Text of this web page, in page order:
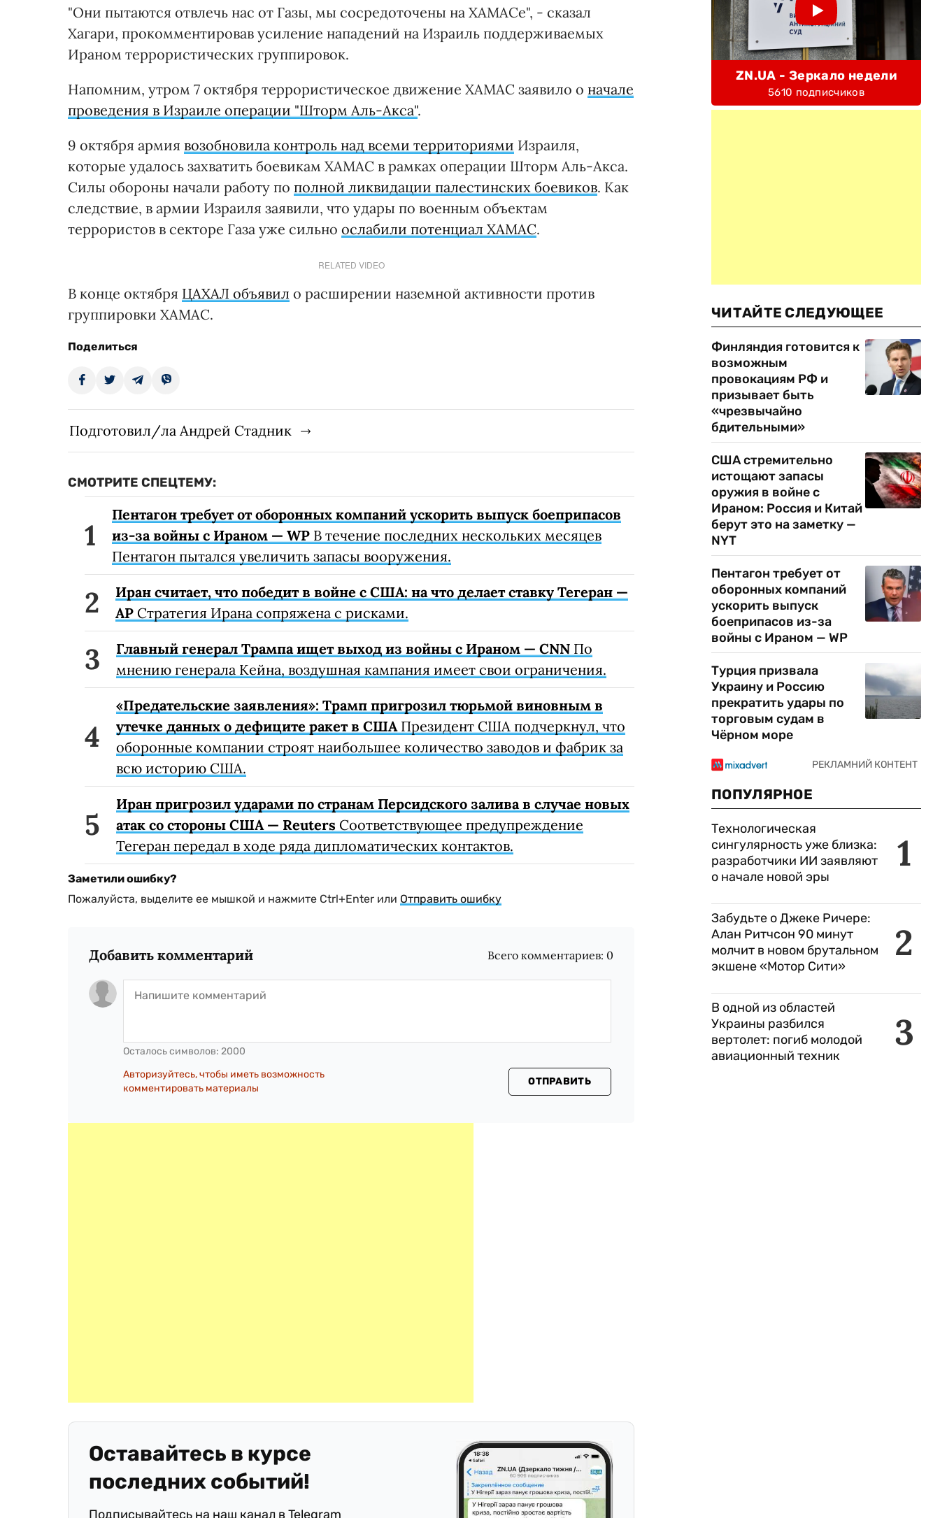
"Они пытаются отвлечь нас от Газы, мы сосредоточены на ХАМАСе", - сказал
Хагари, прокомментировав усиление нападений на Израиль поддерживаемых
Ираном террористических группировок.
Напомним, утром 7 октября террористическое движение ХАМАС заявило о начале
проведения в Израиле операции "Шторм Аль-Акса".
9 октября армия возобновила контроль над всеми территориями Израиля,
которые удалось захватить боевикам ХАМАС в рамках операции Шторм Аль-Акса.
Силы обороны начали работу по полной ликвидации палестинских боевиков. Как
следствие, в армии Израиля заявили, что удары по военным объектам
террористов в секторе Газа уже сильно ослабили потенциал ХАМАС.
RELATED VIDEO
В конце октября ЦАХАЛ объявил о расширении наземной активности против
группировки ХАМАС.
Поделиться
Подготовил/ла Андрей Стадник
СМОТРИТЕ СПЕЦТЕМУ:
Пентагон требует от оборонных компаний ускорить выпуск боеприпасов
из-за войны с Ираном — WP В течение последних нескольких месяцев
Пентагон пытался увеличить запасы вооружения.
Иран считает, что победит в войне с США: на что делает ставку Тегеран —
AP Стратегия Ирана сопряжена с рисками.
Главный генерал Трампа ищет выход из войны с Ираном — CNN По
мнению генерала Кейна, воздушная кампания имеет свои ограничения.
«Предательские заявления»: Трамп пригрозил тюрьмой виновным в
утечке данных о дефиците ракет в СШАПрезидент США подчеркнул, что
оборонные компании строят наибольшее количество заводов и фабрик за
всю историю США.
Иран пригрозил ударами по странам Персидского залива в случае новых
атак со стороны США — Reuters Соответствующее предупреждение
Тегеран передал в ходе ряда дипломатических контактов.
Заметили ошибку?
Пожалуйста, выделите ее мышкой и нажмите Ctrl+Enter или Отправить ошибку
Добавить комментарий Всего комментариев: 0
Осталось символов: 2000
Авторизуйтесь, чтобы иметь возможность
комментировать материалы
ОТПРАВИТЬ
Оставайтесь в курсе
последних событий!
Подписывайтесь на наш канал в Telegram
ZN.UA - Зеркало недели
5610 подписчиков
ЧИТАЙТЕ СЛЕДУЮЩЕЕ
Финляндия готовится к
возможным
провокациям РФ и
призывает быть
«чрезвычайно
бдительными»
США стремительно
истощают запасы
оружия в войне с
Ираном: Россия и Китай
берут это на заметку —
NYT
Пентагон требует от
оборонных компаний
ускорить выпуск
боеприпасов из-за
войны с Ираном — WP
Турция призвала
Украину и Россию
прекратить удары по
торговым судам в
Чёрном море
ПОПУЛЯРНОЕ
1
Технологическая
сингулярность уже близка:
разработчики ИИ заявляют
о начале новой эры
2
Забудьте о Джеке Ричере:
Алан Ритчсон 90 минут
молчит в новом брутальном
экшене «Мотор Сити»
3
В одной из областей
Украины разбился
вертолет: погиб молодой
авиационный техник